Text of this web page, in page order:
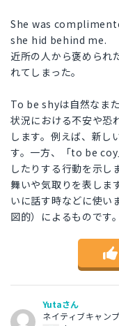
She was
she hid behind me.
近所の人から褒められ
れてしまった。
To be shyは自然なま
状況における不安や恐
します。例えば、新し
す。一方、「to be
したりする行動を示し
舞いや気取りを表しま
いに話す時などに使い
図的）によるものです。
Yutaさん
ネイティブキャン